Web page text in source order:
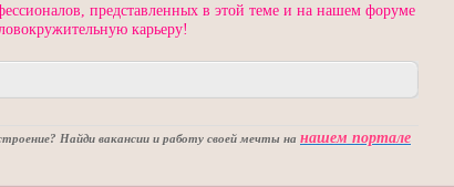
представленных в этой теме и на нашем форуме
карьеру!
Найди вакансии и работу своей мечты на нашем портале